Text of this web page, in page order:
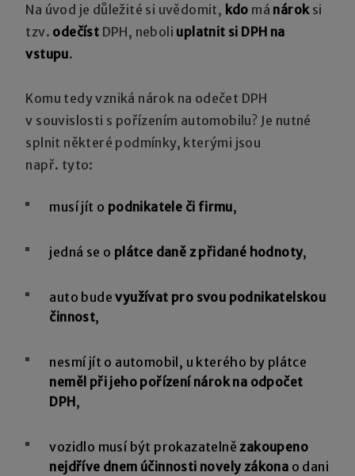
Na úvod je důležité si uvědomit, kdo má nároksi
tzv. odečíst DPH, neboli uplatnit si DPH na
vstupu.
Komu tedy vzniká nárok na odečet DPH
v souvislosti s pořízením automobilu? Je nutné
splnit některé podmínky, kterými jsou
např. tyto:
musí jít o podnikatele či firmu,
jedná se o plátce daně z přidané hodnoty,
auto budevyužívat pro svou podnikatelskou
činnost,
nesmí jít o automobil, u kterého by plátce
neměl při jeho pořízení nárok na odpočet
DPH,
vozidlo musí být prokazatelnězakoupeno
nejdříve dnem účinnosti novely zákona o dani